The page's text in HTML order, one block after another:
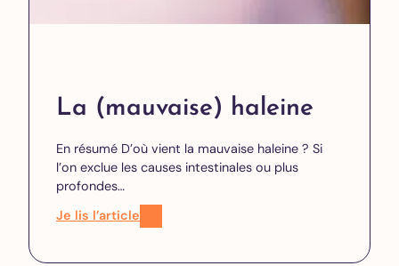
La (mauvaise) haleine
En résumé D’où vient la mauvaise haleine ? Si
l’on exclue les causes intestinales ou plus
profondes…
Je lis l’article